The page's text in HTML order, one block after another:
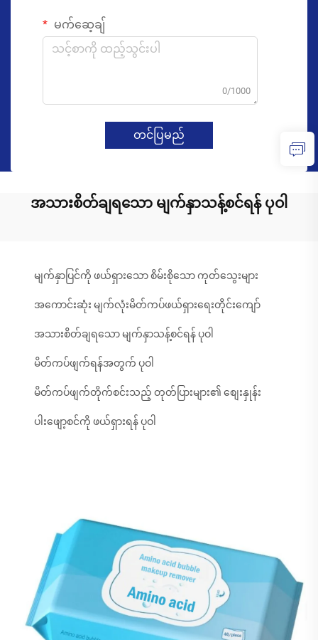
မက်ဆေ့ချ်
0/1000
တင်ပြမည်
အသားစိတ်ချရသော မျက်နှာသန့်စင်ရန် ပုဝါ
မျက်နှာပြင်ကို ဖယ်ရှားသော စိမ်းစိုသော ကုတ်သွေးများ
အကောင်းဆုံး မျက်လုံးမိတ်ကပ်ဖယ်ရှားရေးတိုင်းကျော်
အသားစိတ်ချရသော မျက်နှာသန့်စင်ရန် ပုဝါ
မိတ်ကပ်ဖျက်ရန်အတွက် ပုဝါ
မိတ်ကပ်ဖျက်တိုက်စင်းသည့် တုတ်ပြားများ၏ စျေးနှုန်း
ပါးဖျော့စင်ကို ဖယ်ရှားရန် ပုဝါ